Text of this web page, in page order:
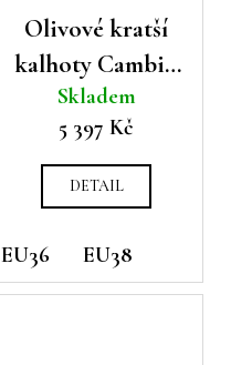
Olivové kratší
kalhoty Cambio
Anais
Skladem
5 397 Kč
DETAIL
EU36 EU38